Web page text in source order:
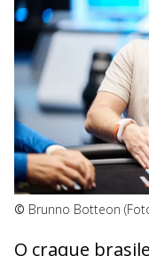
© Brunno Botteon
O craque